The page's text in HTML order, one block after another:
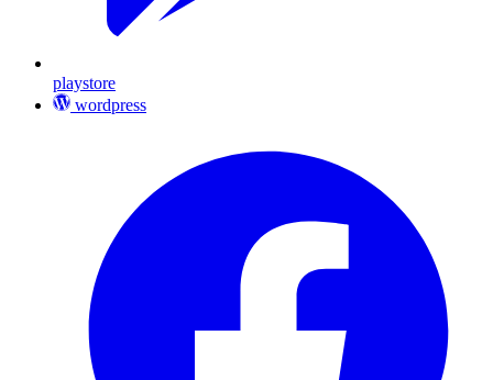
playstore
wordpress